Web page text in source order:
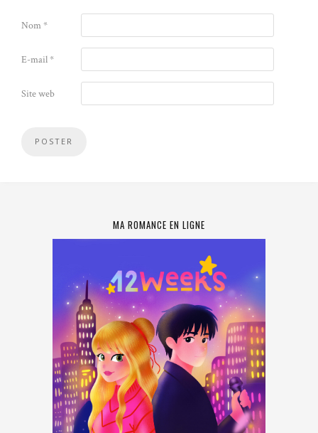
Nom*
E-mail*
Site web
MA ROMANCE EN LIGNE